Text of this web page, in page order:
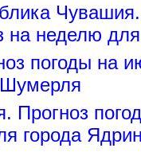
на неделю
погоды на
Шумерля
Прогноз
города